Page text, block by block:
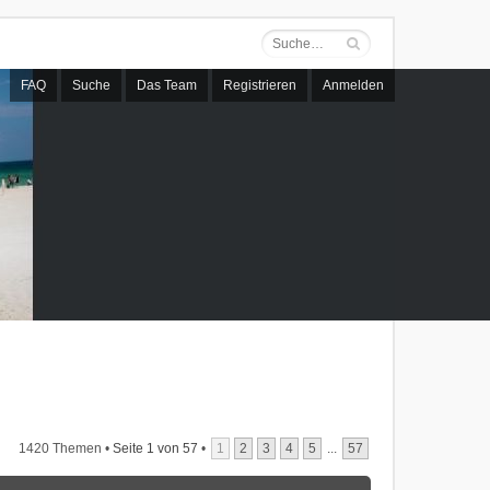
FAQ Suche Das Team Registrieren Anmelden
1420 Themen • Seite 1 von 57 • 1 2 3 4 5 ... 57